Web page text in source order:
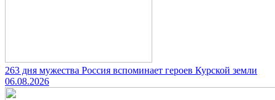
263 дня мужества Россия вспоминает героев Курской земли
06.08.2026